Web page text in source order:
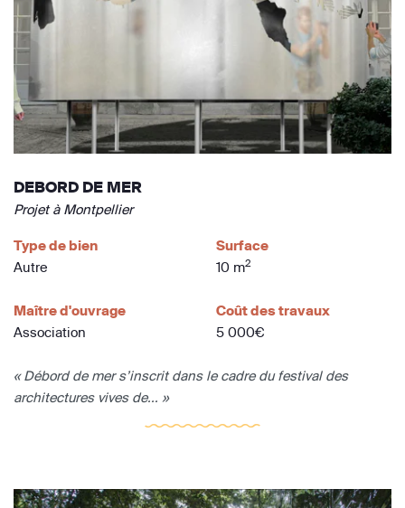
DEBORD DE MER
Projet à Montpellier
Type de bien
Autre
Surface
10 m2
Maître d'ouvrage
Association
Coût des travaux
5 000€
« Débord de mer s’inscrit dans le cadre du festival des
architectures vives de... »